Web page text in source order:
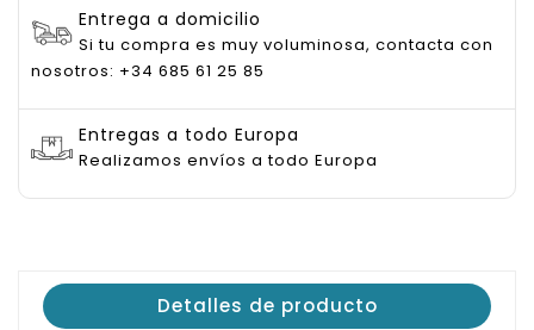
Entrega a domicilio
Si tu compra es muy voluminosa, contacta con
nosotros: +34 685 61 25 85
Entregas a todo Europa
Realizamos envíos a todo Europa
Detalles de producto